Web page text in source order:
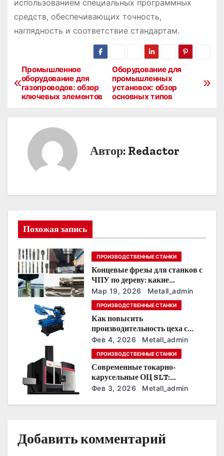
использованием специальных программных
средств, обеспечивающих точность,
наглядность и соответствие стандартам.
Н
ц
я
п
о
з
Оборудование для
промышленных
установок: обзор
основных типов
Промышленное
оборудование для
газопроводов: обзор
ключевых элементов
Автор: Redactor
Похожая запись
ПРОИЗВОДСТВЕННЫЕ СТАНКИ
Концевые фрезы для станков с
ЧПУ по дереву: какие
выбирать для 3D‑резьбы,
фасадов и панно
Мар 19, 2026 Metall_admin
ПРОИЗВОДСТВЕННЫЕ СТАНКИ
Как повысить
производительность цеха с
помощью станков для резки
листового металла
Фев 4, 2026 Metall_admin
ПРОИЗВОДСТВЕННЫЕ СТАНКИ
Современные токарно-
карусельные ОЦ SLT:
автоматизация, точность и
Фев 3, 2026 Metall_admin
Добавить комментарий